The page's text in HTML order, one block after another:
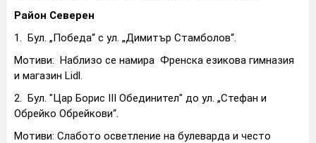
Район Северен
1. Бул. „Победа“ с ул. „Димитър Стамболов“.
Мотиви: Наблизо се намира Френска езикова гимназия
и магазин Lidl.
2. Бул. "Цар Борис III Обединител" до ул. „Стефан и
Обрейко Обрейкови“.
Мотиви: Слабото осветление на булеварда и често